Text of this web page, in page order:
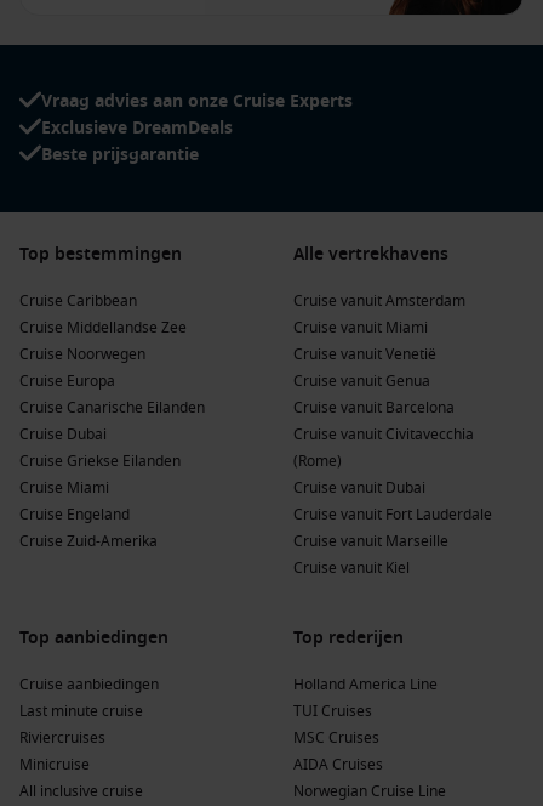
Vraag advies aan onze Cruise Experts
Exclusieve DreamDeals
Beste prijsgarantie
Top bestemmingen
Cruise Caribbean
Cruise Middellandse Zee
Cruise Noorwegen
Cruise Europa
Cruise Canarische Eilanden
Cruise Dubai
Cruise Griekse Eilanden
Cruise Miami
Cruise Engeland
Cruise Zuid-Amerika
Alle vertrekhavens
Cruise vanuit Amsterdam
Cruise vanuit Miami
Cruise vanuit Venetië
Cruise vanuit Genua
Cruise vanuit Barcelona
Cruise vanuit Civitavecchia
(Rome)
Cruise vanuit Dubai
Cruise vanuit Fort Lauderdale
Cruise vanuit Marseille
Cruise vanuit Kiel
Top aanbiedingen
Cruise aanbiedingen
Last minute cruise
Riviercruises
Minicruise
All inclusive cruise
Top rederijen
Holland America Line
TUI Cruises
MSC Cruises
AIDA Cruises
Norwegian Cruise Line